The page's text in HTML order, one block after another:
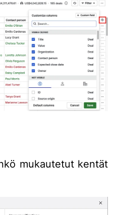
mukautetut kentät